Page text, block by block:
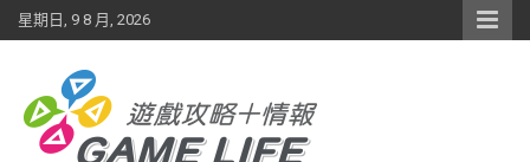
Skip
to
星期日, 9 8 月, 2026